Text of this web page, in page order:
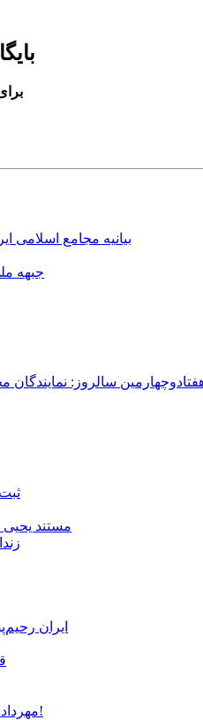
بیانیه مجامع
جبهه
سالروز: نمایندگان مجلس زار می‌زدند/
ثبت ۷۱ اعدام در ژوئیه؛ شمار اعدام‌ها در سال ۲۰۲۶ به دست‌کم ۴۴۴ نفر رسید
مستند
زندان
ایران
مهرداد خدیر: پیام روشن پزشکیان در گفت‌و‌گوی تصویری با مرد نامرئی: من هستم!